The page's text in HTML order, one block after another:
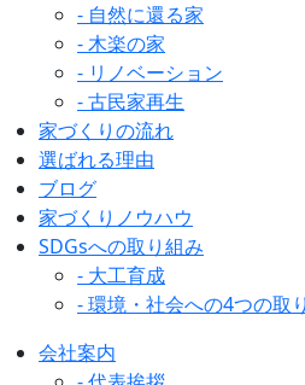
- 自然に還る家
- 木楽の家
- リノベーション
- 古民家再生
家づくりの流れ
選ばれる理由
ブログ
家づくりノウハウ
SDGsへの取り組み
- 大工育成
- 環境・社会への4つの取
会社案内